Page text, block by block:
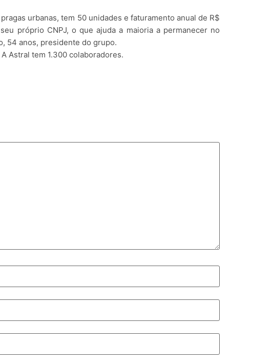
urbanas, tem 50 unidades e faturamento anual de R$
próprio CNPJ, o que ajuda a maioria a permanecer no
54 anos, presidente do grupo.
Astral tem 1.300 colaboradores.